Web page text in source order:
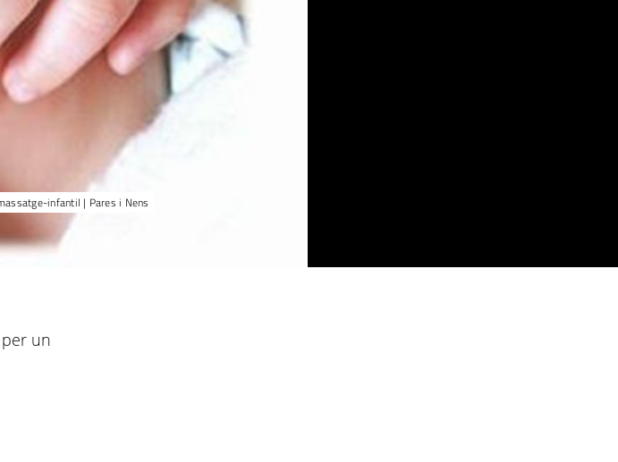
infantil | Pares i Nens
un